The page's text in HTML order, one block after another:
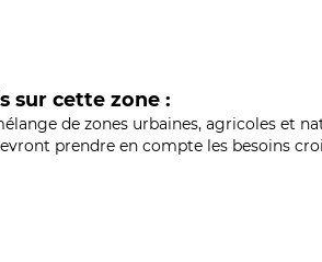
sur cette zone :
de zones urbaines, agricoles et
prendre en compte les besoins